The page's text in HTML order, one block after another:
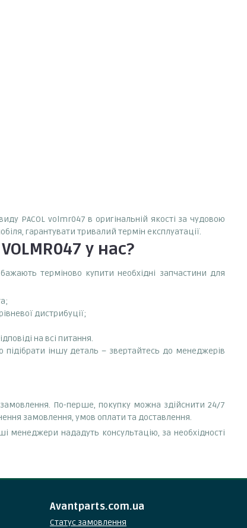
PACOL volmr047 в оригінальній якості за чудовою
гарантувати тривалий термін експлуатації.
у нас?
терміново купити необхідні запчастини для
дистрибуції;
на всі питання.
іншу деталь – звертайтесь до менеджерів
замовлення. По-перше, покупку можна здійснити 24/7
замовлення, умов оплати та доставлення.
нададуть консультацію, за необхідності
Avantparts.com.ua
Статус замовлення